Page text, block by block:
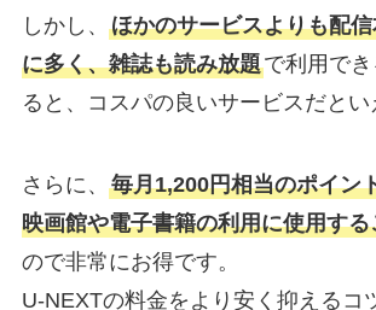
しかし、 ほかのサービスよりも配
に多く、雑誌も読み放題で利用で
ると、コスパの良いサービスだとい
さらに、 毎月1,200円相当のポイン
映画館や電子書籍の利用に使用す
ので非常にお得です。
U-NEXTの料金をより安く抑えるコ